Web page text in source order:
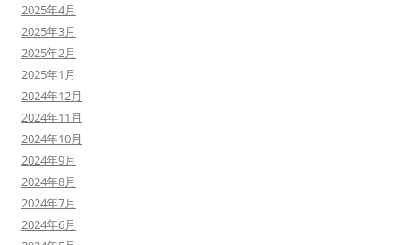
2025年4月
2025年3月
2025年2月
2025年1月
2024年12月
2024年11月
2024年10月
2024年9月
2024年8月
2024年7月
2024年6月